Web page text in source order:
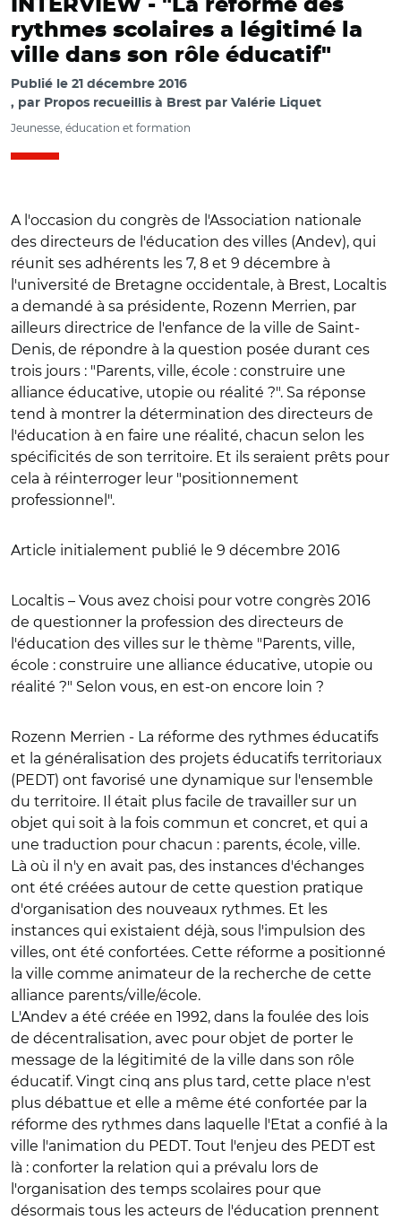
INTERVIEW - "La réforme des
rythmes scolaires a légitimé la
ville dans son rôle éducatif"
Publié le 21 décembre 2016
par Propos recueillis à Brest par Valérie Liquet
Jeunesse, éducation et formation
A l'occasion du congrès de l'Association nationale
des directeurs de l'éducation des villes (Andev), qui
réunit ses adhérents les 7, 8 et 9 décembre à
l'université de Bretagne occidentale, à Brest, Localtis
a demandé à sa présidente, Rozenn Merrien, par
ailleurs directrice de l'enfance de la ville de Saint-
Denis, de répondre à la question posée durant ces
trois jours : "Parents, ville, école : construire une
alliance éducative, utopie ou réalité ?". Sa réponse
tend à montrer la détermination des directeurs de
l'éducation à en faire une réalité, chacun selon les
spécificités de son territoire. Et ils seraient prêts pour
cela à réinterroger leur "positionnement
professionnel".
Article initialement publié le 9 décembre 2016
Localtis – Vous avez choisi pour votre congrès 2016
de questionner la profession des directeurs de
l'éducation des villes sur le thème "Parents, ville,
école : construire une alliance éducative, utopie ou
réalité ?" Selon vous, en est-on encore loin ?
Rozenn Merrien - La réforme des rythmes éducatifs
et la généralisation des projets éducatifs territoriaux
(PEDT) ont favorisé une dynamique sur l'ensemble
du territoire. Il était plus facile de travailler sur un
objet qui soit à la fois commun et concret, et qui a
une traduction pour chacun : parents, école, ville.
Là où il n'y en avait pas, des instances d'échanges
ont été créées autour de cette question pratique
d'organisation des nouveaux rythmes. Et les
instances qui existaient déjà, sous l'impulsion des
villes, ont été confortées. Cette réforme a positionné
la ville comme animateur de la recherche de cette
alliance parents/ville/école.
L'Andev a été créée en 1992, dans la foulée des lois
de décentralisation, avec pour objet de porter le
message de la légitimité de la ville dans son rôle
éducatif. Vingt cinq ans plus tard, cette place n'est
plus débattue et elle a même été confortée par la
réforme des rythmes dans laquelle l'Etat a confié à la
ville l'animation du PEDT. Tout l'enjeu des PEDT est
là : conforter la relation qui a prévalu lors de
l'organisation des temps scolaires pour que
désormais tous les acteurs de l'éducation prennent